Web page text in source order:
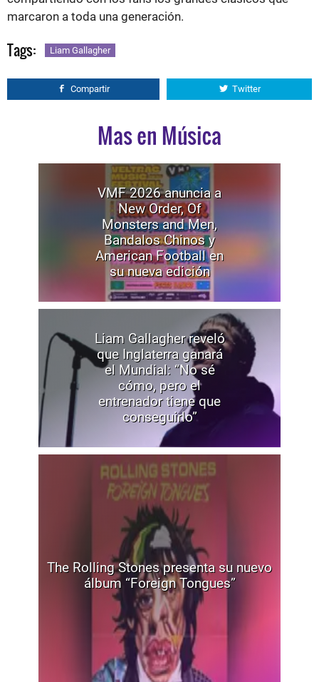
marcaron a toda una generación.
Tags: Liam Gallagher
Compartir Twitter
Mas en Música
VMF 2026 anuncia a
New Order, Of
Monsters and Men,
Bandalos Chinos y
American Football en
su nueva edición
Liam Gallagher reveló
que Inglaterra ganará
el Mundial: “No sé
cómo, pero el
entrenador tiene que
conseguirlo”
The Rolling Stones presenta su nuevo
álbum “Foreign Tongues”